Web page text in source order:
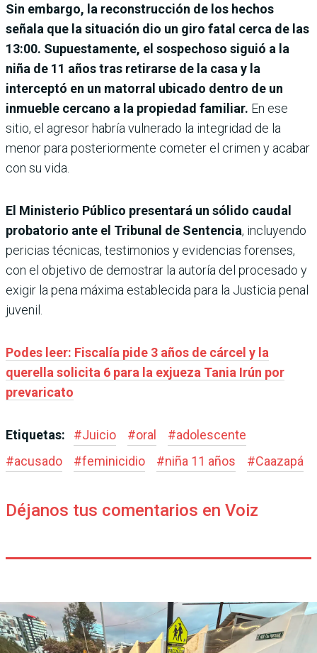
Sin embargo, la reconstrucción de los hechos
señala que la situación dio un giro fatal cerca de las
13:00. Supuestamente, el sospechoso siguió a la
niña de 11 años tras retirarse de la casa y la
interceptó en un matorral ubicado dentro de un
inmueble cercano a la propiedad familiar. En ese
sitio, el agresor habría vulnerado la integridad de la
menor para posteriormente cometer el crimen y acabar
con su vida.
El Ministerio Público presentará un sólido caudal
probatorio ante el Tribunal de Sentencia, incluyendo
pericias técnicas, testimonios y evidencias forenses,
con el objetivo de demostrar la autoría del procesado y
exigir la pena máxima establecida para la Justicia penal
juvenil.
Podes leer: Fiscalía pide 3 años de cárcel y la
querella solicita 6 para la exjueza Tania Irún por
prevaricato
Etiquetas: #Juicio #oral #adolescente
#acusado #feminicidio #niña 11 años #Caazapá
Déjanos tus comentarios en Voiz